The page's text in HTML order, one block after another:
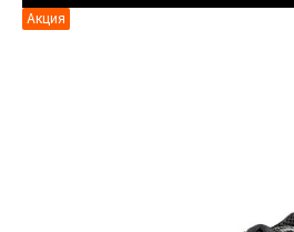
Акция